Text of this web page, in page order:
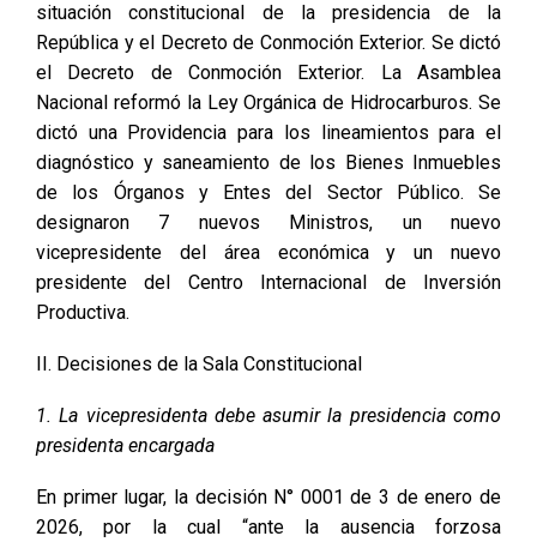
situación constitucional de la presidencia de la
República y el Decreto de Conmoción Exterior. Se dictó
el Decreto de Conmoción Exterior. La Asamblea
Nacional reformó la Ley Orgánica de Hidrocarburos. Se
dictó una Providencia para los lineamientos para el
diagnóstico y saneamiento de los Bienes Inmuebles
de los Órganos y Entes del Sector Público. Se
designaron 7 nuevos Ministros, un nuevo
vicepresidente del área económica y un nuevo
presidente del Centro Internacional de Inversión
Productiva.
II. Decisiones de la Sala Constitucional
1. La vicepresidenta debe asumir la presidencia como
presidenta encargada
En primer lugar, la decisión N° 0001 de 3 de enero de
2026, por la cual “ante la ausencia forzosa